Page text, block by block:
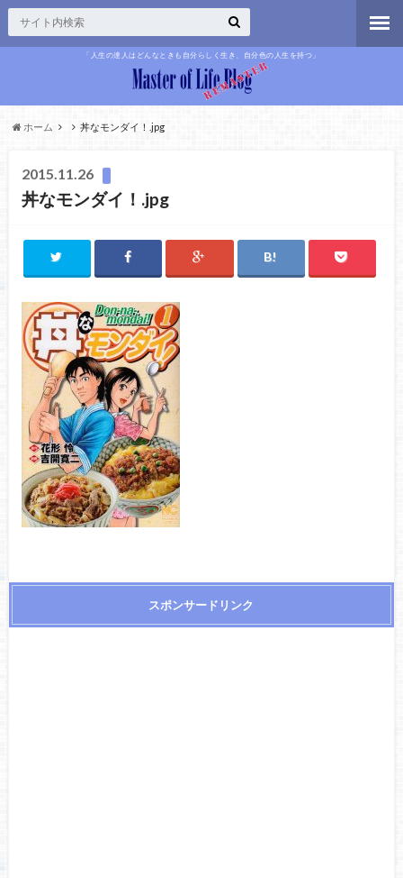
「人生の達人はどんなときも自分らしく生き、自分色の人生を持つ」
ホーム 丼なモンダイ！.jpg
2015.11.26
丼なモンダイ！.jpg
スポンサードリンク